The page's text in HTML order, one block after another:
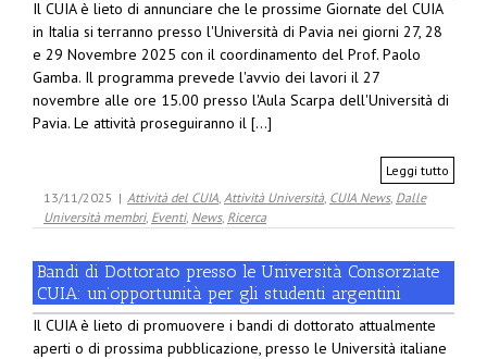
Il CUIA è lieto di annunciare che le prossime Giornate del CUIA
in Italia si terranno presso l'Università di Pavia nei giorni 27, 28
e 29 Novembre 2025 con il coordinamento del Prof. Paolo
Gamba. Il programma prevede l'avvio dei lavori il 27
novembre alle ore 15.00 presso l'Aula Scarpa dell'Università di
Pavia. Le attività proseguiranno il [...]
Leggi tutto
13/11/2025 | Attività del CUIA, Attività Università, CUIA News, Dalle
Università membri, Eventi, News, Ricerca
Bandi di Dottorato presso le Università Consorziate
CUIA: un’opportunità per gli studenti argentini
Il CUIA è lieto di promuovere i bandi di dottorato attualmente
aperti o di prossima pubblicazione, presso le Università italiane